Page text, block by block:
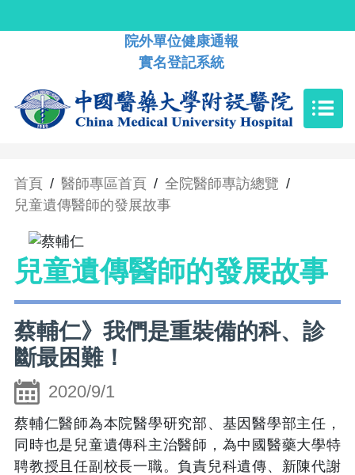
院外單位健康通報
實名登記系統
首頁 / 醫師專區首頁 / 全院醫師專訪總覽 /
兒童遺傳醫師的發展故事
兒童遺傳醫師的發展故事
蔡輔仁》我們是重裝備的科、診
斷最困難！
2020/9/1
蔡輔仁醫師為本院醫學研究部、基因醫學部主任，
同時也是兒童遺傳科主治醫師，為中國醫藥大學特
聘教授且任副校長一職。負責兒科遺傳、新陳代謝